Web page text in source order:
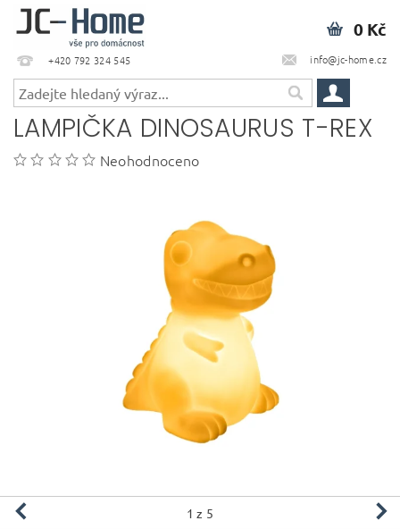
+420 792 324 545 info@jc-home.cz
0 Kč
LAMPIČKA DINOSAURUS T-REX
Neohodnoceno
1 z 5